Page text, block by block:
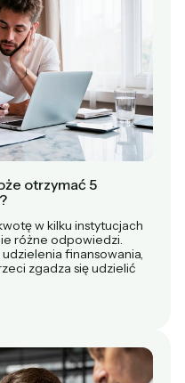
otrzymać 5
w kilku instytucjach
różne odpowiedzi.
finansowania,
zgadza się udzielić